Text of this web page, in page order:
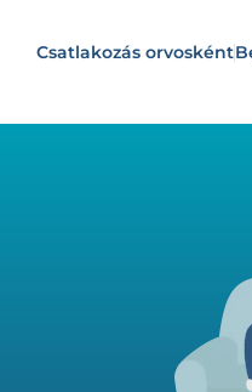
Csatlakozás orvosként